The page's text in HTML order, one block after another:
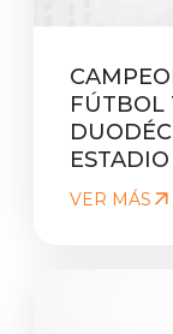
FÚTBOL
VER MÁS